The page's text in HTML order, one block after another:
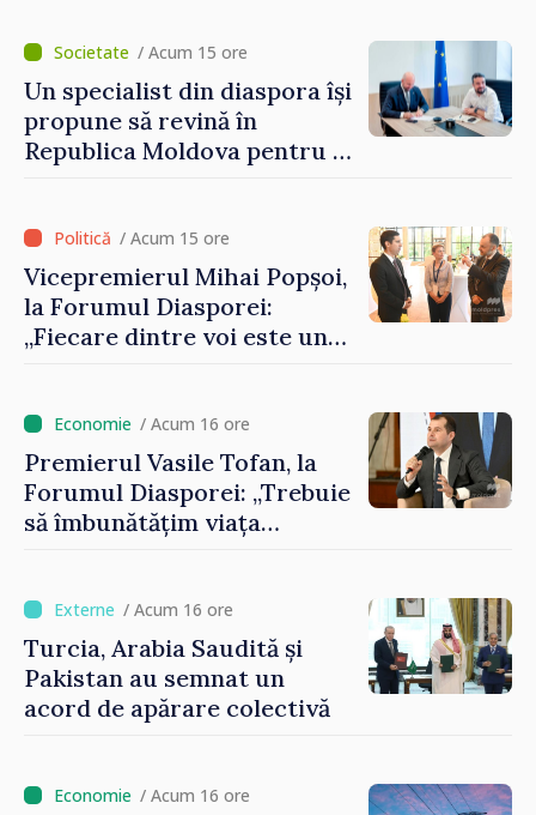
/ Acum 15 ore
Un specialist din diaspora își
propune să revină în
Republica Moldova pentru a
/ Acum 15 ore
Vicepremierul Mihai Popșoi,
la Forumul Diasporei:
„Fiecare dintre voi este un
imaginii Republicii Moldova”
/ Acum 16 ore
Premierul Vasile Tofan, la
Forumul Diasporei: „Trebuie
să îmbunătățim viața
/ Acum 16 ore
Turcia, Arabia Saudită și
Pakistan au semnat un
acord de apărare colectivă
/ Acum 16 ore